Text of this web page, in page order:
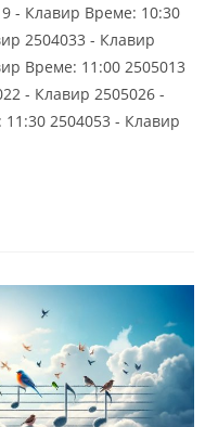
- Клавир Време: 10:30
2504033 - Клавир
Време: 11:00 2505013
- Клавир 2505026 -
2504053 - Клавир